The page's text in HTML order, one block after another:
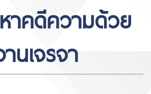
คดีความด้วย
นเจรจา